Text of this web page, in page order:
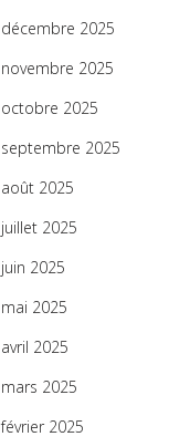
décembre 2025
novembre 2025
octobre 2025
septembre 2025
août 2025
juillet 2025
juin 2025
mai 2025
avril 2025
mars 2025
février 2025